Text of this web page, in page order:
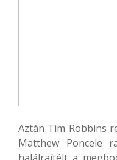
Aztán Tim Robbins
Matthew Poncele